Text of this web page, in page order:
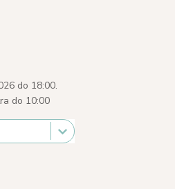
do 18:00.
do 10:00